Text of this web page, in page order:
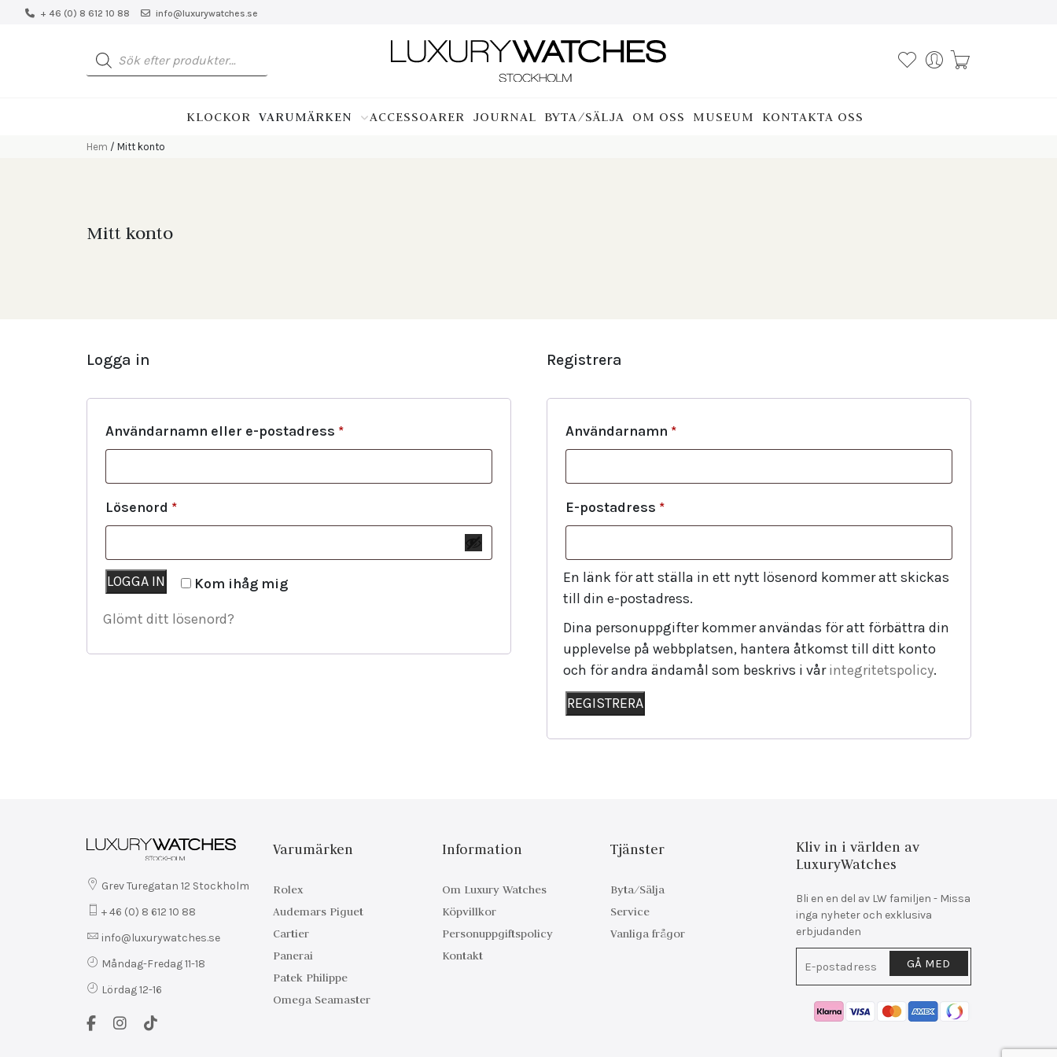
+ 46 (0) 8 612 10 88 info@luxurywatches.se
Produktsökning
KLOCKOR VARUMÄRKEN ACCESSOARER JOURNAL BYTA/SÄLJA OM OSS MUSEUM KONTAKTA OSS
Hem / Mitt konto
Mitt konto
Logga in
Användarnamn eller e-postadress *
Lösenord *
Kom ihåg mig
LOGGA IN
Glömt ditt lösenord?
Registrera
Användarnamn *
E-postadress *
En länk för att ställa in ett nytt lösenord kommer att skickas
till din e-postadress.
Dina personuppgifter kommer användas för att förbättra din
upplevelse på webbplatsen, hantera åtkomst till ditt konto
och för andra ändamål som beskrivs i vårintegritetspolicy.
REGISTRERA
Grev Turegatan 12 Stockholm
+ 46 (0) 8 612 10 88
info@luxurywatches.se
Måndag-Fredag 11-18
Lördag 12-16
Varumärken
Rolex
Audemars Piguet
Cartier
Panerai
Patek Philippe
Omega Seamaster
Information
Om Luxury Watches
Köpvillkor
Personuppgiftspolicy
Kontakt
Tjänster
Byta/Sälja
Service
Vanliga frågor
Kliv in i världen av
LuxuryWatches
Bli en en del av LW familjen - Missa
inga nyheter och exklusiva
erbjudanden
GÅ MED